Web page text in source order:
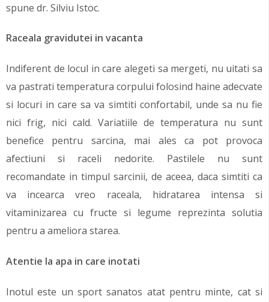
spune dr. Silviu Istoc.
Raceala gravidutei in vacanta
Indiferent de locul in care alegeti sa mergeti, nu uitati sa
va pastrati temperatura corpului folosind haine adecvate
si locuri in care sa va simtiti confortabil, unde sa nu fie
nici frig, nici cald. Variatiile de temperatura nu sunt
benefice pentru sarcina, mai ales ca pot provoca
afectiuni si raceli nedorite. Pastilele nu sunt
recomandate in timpul sarcinii, de aceea, daca simtiti ca
va incearca vreo raceala, hidratarea intensa si
vitaminizarea cu fructe si legume reprezinta solutia
pentru a ameliora starea.
Atentie la apa in care inotati
Inotul este un sport sanatos atat pentru minte, cat si